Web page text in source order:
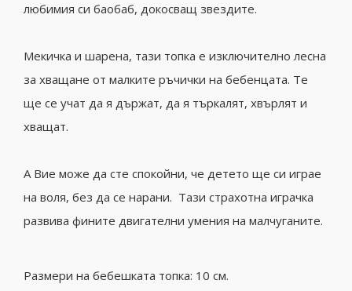
любимия си баобаб, докосващ звездите.
Мекичка и шарена, тази топка е изключително лесна
за хващане от малките ръчички на бебенцата. Те
ще се учат да я държат, да я търкалят, хвърлят и
хващат.
А Вие може да сте спокойни, че детето ще си играе
на воля, без да се нарани. Тази страхотна играчка
развива фините двигателни умения на малчуганите.
Размери на бебешката топка: 10 см.